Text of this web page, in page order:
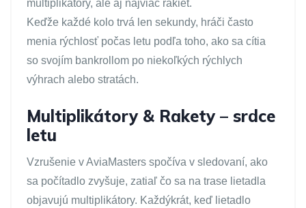
multiplikátory, ale aj najviac rakiet.
Keďže každé kolo trvá len sekundy, hráči často
menia rýchlosť počas letu podľa toho, ako sa cítia
so svojím bankrollom po niekoľkých rýchlych
výhrach alebo stratách.
Multiplikátory & Rakety – srdce
letu
Vzrušenie v AviaMasters spočíva v sledovaní, ako
sa počítadlo zvyšuje, zatiaľ čo sa na trase lietadla
objavujú multiplikátory. Každýkrát, keď lietadlo